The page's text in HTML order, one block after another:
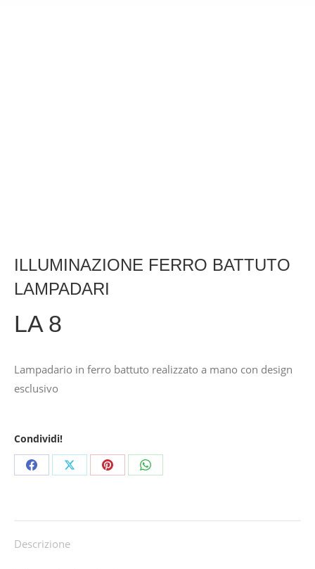
ILLUMINAZIONE FERRO BATTUTO
LAMPADARI
LA 8
Lampadario in ferro battuto realizzato a mano con design
esclusivo
Condividi!
Share
Facebook
Share
X
Share
Pinterest
Share
WhatsApp
Descrizione